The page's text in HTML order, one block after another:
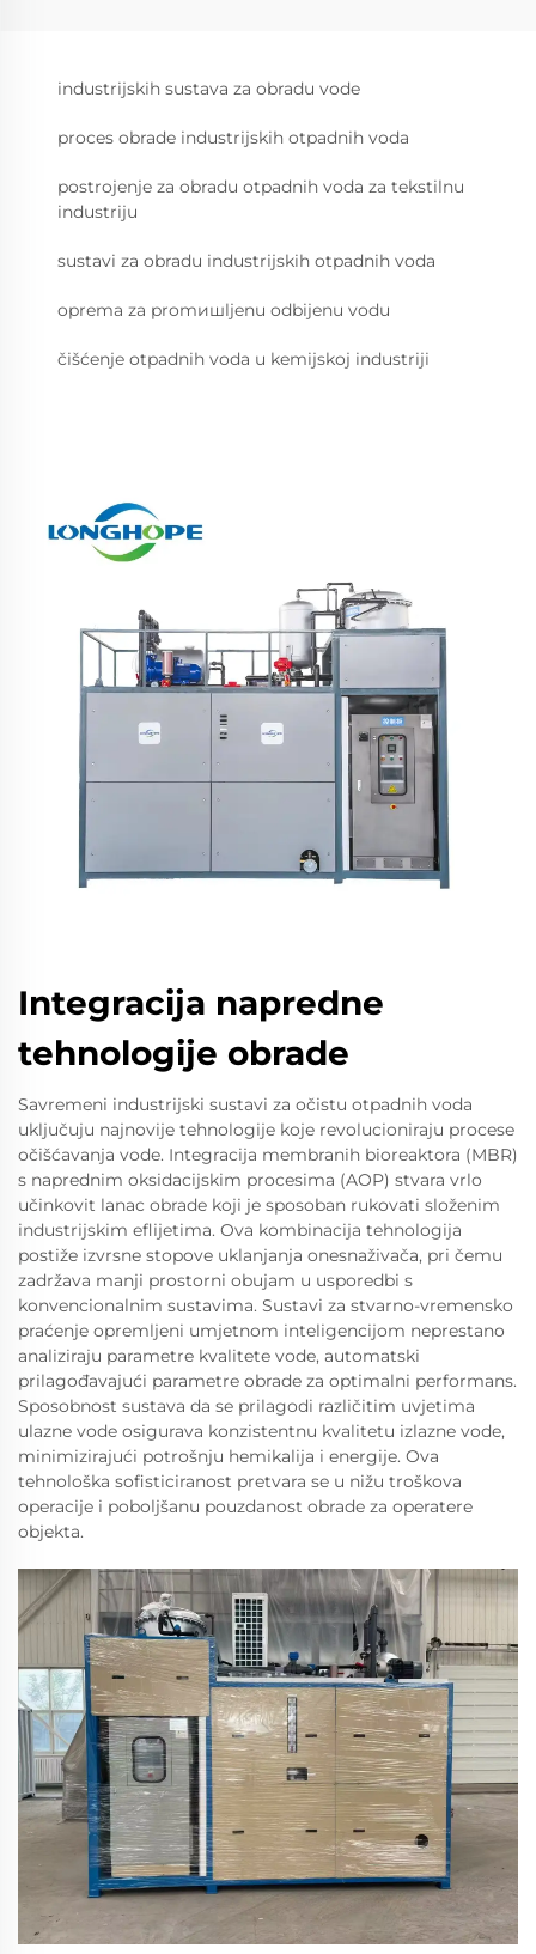
industrijskih sustava za obradu vode
proces obrade industrijskih otpadnih voda
postrojenje za obradu otpadnih voda za tekstilnu
industriju
sustavi za obradu industrijskih otpadnih voda
oprema za promишljenu odbijenu vodu
čišćenje otpadnih voda u kemijskoj industriji
Integracija napredne
tehnologije obrade
Savremeni industrijski sustavi za očistu otpadnih voda
uključuju najnovije tehnologije koje revolucioniraju procese
očišćavanja vode. Integracija membranih bioreaktora (MBR)
s naprednim oksidacijskim procesima (AOP) stvara vrlo
učinkovit lanac obrade koji je sposoban rukovati složenim
industrijskim eflijetima. Ova kombinacija tehnologija
postiže izvrsne stopove uklanjanja onesnaživača, pri čemu
zadržava manji prostorni obujam u usporedbi s
konvencionalnim sustavima. Sustavi za stvarno-vremensko
praćenje opremljeni umjetnom inteligencijom neprestano
analiziraju parametre kvalitete vode, automatski
prilagođavajući parametre obrade za optimalni performans.
Sposobnost sustava da se prilagodi različitim uvjetima
ulazne vode osigurava konzistentnu kvalitetu izlazne vode,
minimizirajući potrošnju hemikalija i energije. Ova
tehnološka sofisticiranost pretvara se u nižu troškova
operacije i poboljšanu pouzdanost obrade za operatere
objekta.